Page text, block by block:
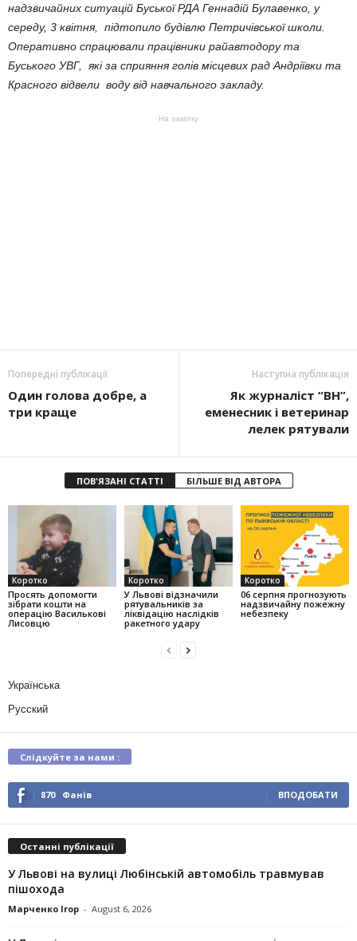
надзвичайних ситуацій Буської РДА Геннадій Булавенко, у
середу, 3 квітня, підтопило будівлю Петричівської школи.
Оперативно спрацювали працівники райавтодору та
Буського УВГ, які за сприяння голів місцевих рад Андріївки та
Красного відвели воду від навчального закладу.
На замітку
Попередні публікації
Один голова добре, а
три краще
Наступна публікація
Як журналіст “ВН”,
еменесник і ветеринар
лелек рятували
ПОВ'ЯЗАНІ СТАТТІ БІЛЬШЕ ВІД АВТОРА
Коротко
Просять допомогти
зібрати кошти на
операцію Василькові
Лисовцю
Коротко
У Львові відзначили
рятувальників за
ліквідацію наслідків
ракетного удару
Коротко
06 серпня прогнозують
надзвичайну пожежну
небезпеку
Українська
Русский
Слідкуйте за нами :
870 Фанів ВПОДОБАТИ
Останні публікації
У Львові на вулиці Любінській автомобіль травмував
пішохода
Марченко Ігор - August 6, 2026